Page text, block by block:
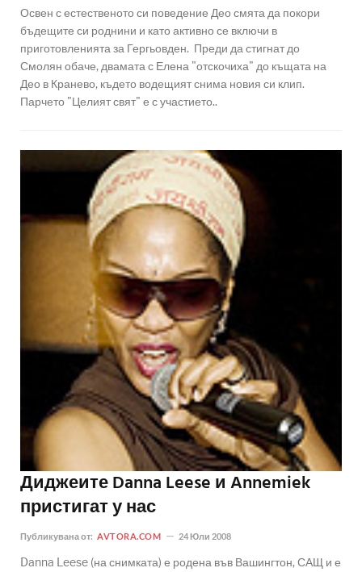
Освен с естественото си поведение Део смята да покори
бъдещите си роднини и като активно се включи в
приготовленията за Гергьовден. Преди да стигнат до
Смолян обаче, двамата с Елена "отскочиха" до къщата на
Део в Кранево, където водещият снима новия си клип.
Парчето "Целият свят" е с участието..
Диджеите Danna Leese и Annemiek
пристигат у нас
Публикувана от: AVTORA.COM 24 Юли 2008
Danna Leese (на снимката) е родена във Вашингтон, САЩ и е